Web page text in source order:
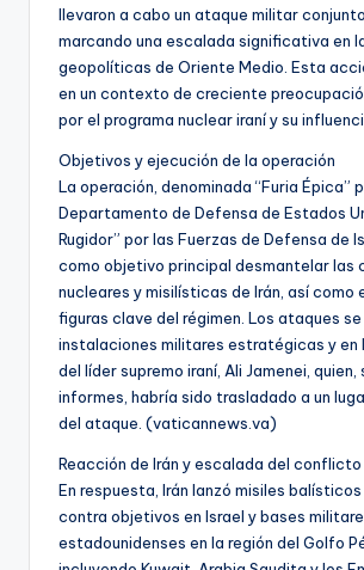
llevaron a cabo un ataque militar
marcando una escalada significativa en
geopolíticas de Oriente Medio. Esta
en un contexto de creciente
por el programa nuclear iraní y su
Objetivos y ejecución de la operación
La operación, denominada “Furia Épica”
Departamento de Defensa de Estados
Rugidor” por las Fuerzas de Defensa de
como objetivo principal desmantelar las
nucleares y misilísticas de Irán, así como
figuras clave del régimen. Los ataques
instalaciones militares estratégicas y en
del líder supremo iraní, Ali Jamenei, quien,
informes, habría sido trasladado a un
del ataque. (vaticannews.va)
Reacción de Irán y escalada del conflicto
En respuesta, Irán lanzó misiles balísticos
contra objetivos en Israel y bases
estadounidenses en la región del Golfo